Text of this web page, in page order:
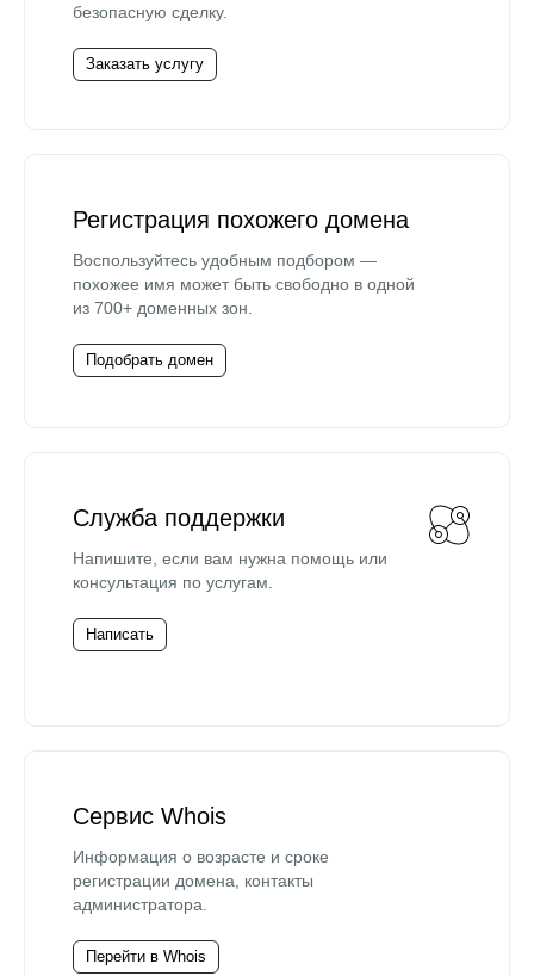
безопасную сделку.
Заказать услугу
Регистрация похожего домена
Воспользуйтесь удобным подбором —
похожее имя может быть свободно в одной
из 700+ доменных зон.
Подобрать домен
Служба поддержки
Напишите, если вам нужна помощь или
консультация по услугам.
Написать
Сервис Whois
Информация о возрасте и сроке
регистрации домена, контакты
администратора.
Перейти в Whois